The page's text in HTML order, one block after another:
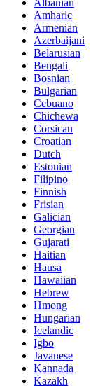
Amharic
Armenian
Azerbaijani
Belarusian
Bengali
Bosnian
Bulgarian
Cebuano
Chichewa
Corsican
Croatian
Dutch
Estonian
Filipino
Finnish
Frisian
Galician
Georgian
Gujarati
Haitian
Hausa
Hawaiian
Hebrew
Hmong
Hungarian
Icelandic
Igbo
Javanese
Kannada
Kazakh